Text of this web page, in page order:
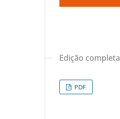
Edição completa
PDF